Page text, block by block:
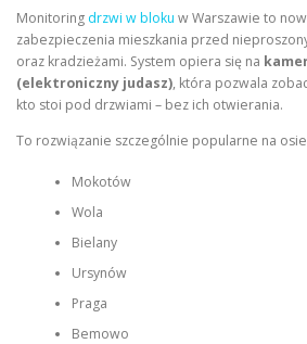
Monitoring drzwi w bloku w Warszawie to
zabezpieczenia mieszkania przed
oraz kradzieżami. System opiera się na
(elektroniczny judasz), która pozwala
kto stoi pod drzwiami – bez ich otwierania.
To rozwiązanie szczególnie popularne na
Mokotów
Wola
Bielany
Ursynów
Praga
Bemowo